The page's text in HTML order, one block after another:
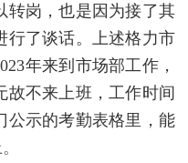
转岗，也是因为接了其
行了谈话。上述格力市
年来到市场部工作，
故不来上班，工作时间
公示的考勤表格里，能